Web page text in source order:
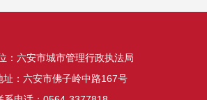
：六安市城市管理行政执法局
址：六安市佛子岭中路167号